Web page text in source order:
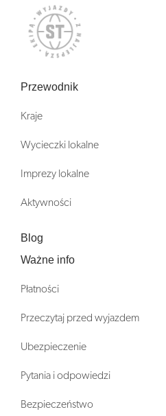
Przewodnik
Kraje
Wycieczki lokalne
Imprezy lokalne
Aktywności
Blog
Ważne info
Płatności
Przeczytaj przed wyjazdem
Ubezpieczenie
Pytania i odpowiedzi
Bezpieczeństwo